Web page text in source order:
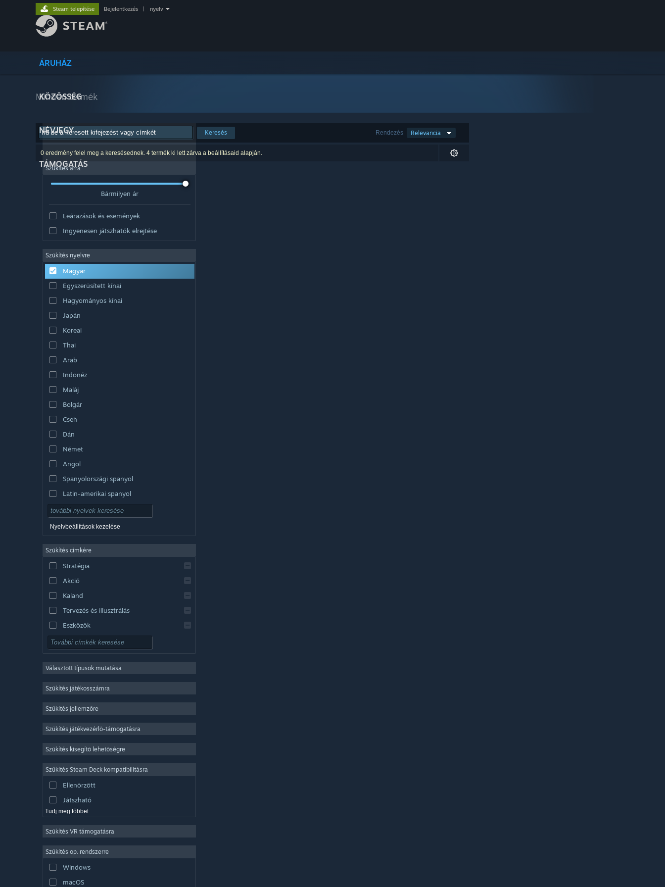
ÁRUHÁZ
KÖZÖSSÉG
NÉVJEGY
TÁMOGATÁS
Steam telepítése Bejelentkezés nyelv
Minden termék
Rendezés Relevancia
Keresés
0 eredmény felel meg a keresésednek. 4 termék ki lett zárva a beállításaid alapján.
Szűkítés árra
Bármilyen ár
Leárazások és események
Ingyenesen játszhatók elrejtése
Szűkítés nyelvre
Magyar
Egyszerűsített kínai
Hagyományos kínai
Japán
Koreai
Thai
Arab
Indonéz
Maláj
Bolgár
Cseh
Dán
Német
Angol
Spanyolországi spanyol
Latin-amerikai spanyol
Nyelvbeállítások kezelése
Szűkítés címkére
Stratégia
Akció
Kaland
Tervezés és illusztrálás
Eszközök
Ingyenesen játszható
Sokszereplős többjátékos
Indie
Könnyed
Szimuláció
Videószerkesztés
Fényképszerkesztés
Választott típusok mutatása
Szűkítés játékosszámra
Szűkítés jellemzőre
Szűkítés játékvezérlő-támogatásra
Szűkítés kisegítő lehetőségre
Szűkítés Steam Deck kompatibilitásra
Ellenőrzött
Játszható
Tudj meg többet
Szűkítés VR támogatásra
Szűkítés op. rendszerre
Windows
macOS